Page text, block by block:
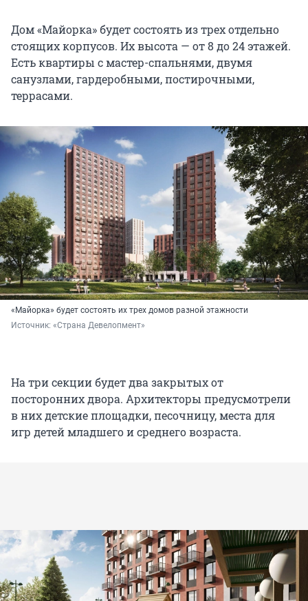
Дом «Майорка» будет состоять из трех отдельно
стоящих корпусов. Их высота — от 8 до 24 этажей.
Есть квартиры с мастер-спальнями, двумя
санузлами, гардеробными, постирочными,
террасами.
«Майорка» будет состоять их трех домов разной этажности
Источник: «Страна Девелопмент»
На три секции будет два закрытых от
посторонних двора. Архитекторы предусмотрели
в них детские площадки, песочницу, места для
игр детей младшего и среднего возраста.